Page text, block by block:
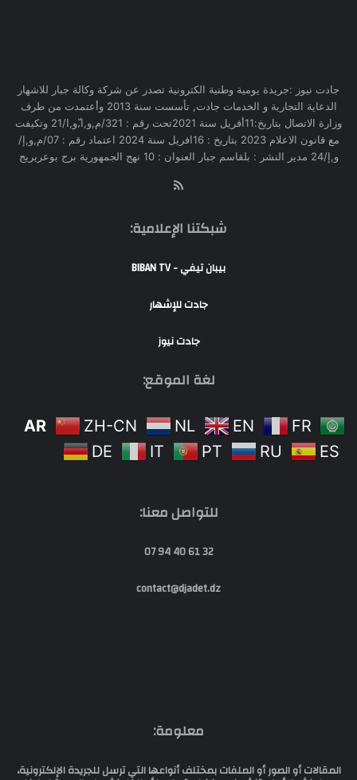
جادت نيوز :جريدة يومية وطنية الكترونية تصدر عن شركة وكالة جبار للاشهار
الدعاية التجارية و الخدمات جادت, تأسست سنة 2013 وأعتمدت من طرف
وزارة الاتصال بتاريخ:11أفريل سنة 2021تحت رقم : 321/م,و,ا,ّو,ا/21 وتكيفت
مع قانون الاعلام 2023 بتاريخ : 16افريل سنة 2024 اعتماد رقم : 07/م,و,إ/
و,إ/24 مدير النشر : بلقاسم جبار العنوان : 10 نهج الجمهورية برج بوعريريج
شبكتنا الإعلامية:
بيبان تيفي - BIBAN TV
جادت للإشهار
جادت نيوز
لغة الموقع:
AR ZH-CN NL EN
FR
DE
IT PT RU ES
للتواصل معنا:
32 61 40 94 07
contact@djadet.dz
معلومة:
المقالات أو الصور أو الملفات بمختلف أنواعها التي ترسل للجريدة الإلكترونية،